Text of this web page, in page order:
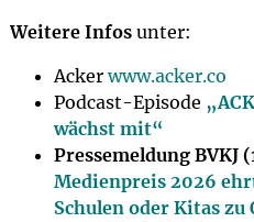
Weitere Infos unter:
Ackerwww.acker.co
Podcast-Episode
wächst mit“
Pressemeldung BVKJ
Medienpreis 2026
Schulen oder Kitas zu